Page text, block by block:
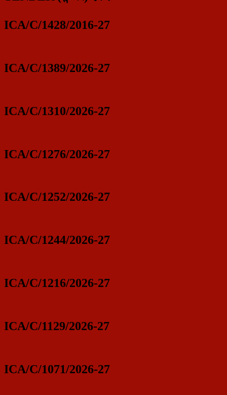
ICA/C/1428/2016-27
ICA/C/1389/2026-27
ICA/C/1310/2026-27
ICA/C/1276/2026-27
ICA/C/1252/2026-27
ICA/C/1244/2026-27
ICA/C/1216/2026-27
ICA/C/1129/2026-27
ICA/C/1071/2026-27